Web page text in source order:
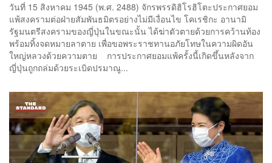
วันที่ 15 สิงหาคม 1945 (พ.ศ. 2488) จักรพรรดิฮิโรฮิโตะประกาศยอม
แพ้สงครามต่อฝ่ายสัมพันธมิตรอย่างไม่มีเงื่อนไข โคเรชิกะ อานามิ
รัฐมนตรีสงครามของญี่ปุ่นในขณะนั้น ได้ฆ่าตัวตายด้วยการคว้านท้อง
พร้อมทิ้งจดหมายลาตาย เพื่อขอพระราชทานอภัยโทษในความผิดอัน
ใหญ่หลวงด้วยความตาย การประกาศยอมแพ้ครั้งนี้เกิดขึ้นหลังจาก
ญี่ปุ่นถูกถล่มด้วยระเบิดปรมาณู...